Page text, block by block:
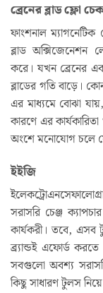
ব্রেনের ব্লাড ফ্লো
ফাংশনাল
ব্লাড অক্সিজেনেশন
করে। যখন ব্রেনের
ব্লাডের গতি বাড়ে।
এর মাধ্যমে বোঝা
কারণে এর
অংশে মনোযোগ চলে
ইইজি
সরাসরি চেঞ্জ
কার্যকরী। তবে,
ব্র‍্যান্ডই এফোর্ড
সবগুলো অবশ্য
কিছু সাধারণ টুলস